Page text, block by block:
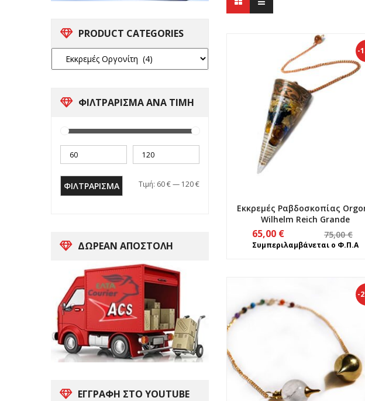
PRODUCT CATEGORIES
ΦΙΛΤΡΑΡΙΣΜΑ ΑΝΑ ΤΙΜΗ
ΦΙΛΤΡΆΡΙΣΜΑ Τιμή: 60 €— 120 €
ΔΩΡΕΑΝ ΑΠΟΣΤΟΛΗ
ΕΓΓΡΑΦΗ ΣΤΟ YOUTUBE
-
Εκκρεμές Ραβδοσκοπίας
Wilhelm Reich Grande
75,00€
price
65,00 €
τρέχουσα
Συμπεριλαμβάνεται ο Φ.Π.Α
-